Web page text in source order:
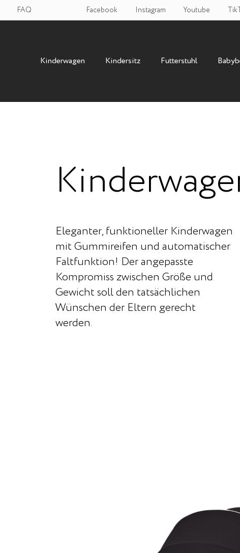
FAQ Facebook Instagram Youtube
Kinderwagen Kindersitz Futterstuhl
Eleganter, funktioneller Kinderwagen
mit Gummireifen und automatischer
Faltfunktion! Der angepasste
Kompromiss zwischen Größe und
Gewicht soll den tatsächlichen
Wünschen der Eltern gerecht
werden.